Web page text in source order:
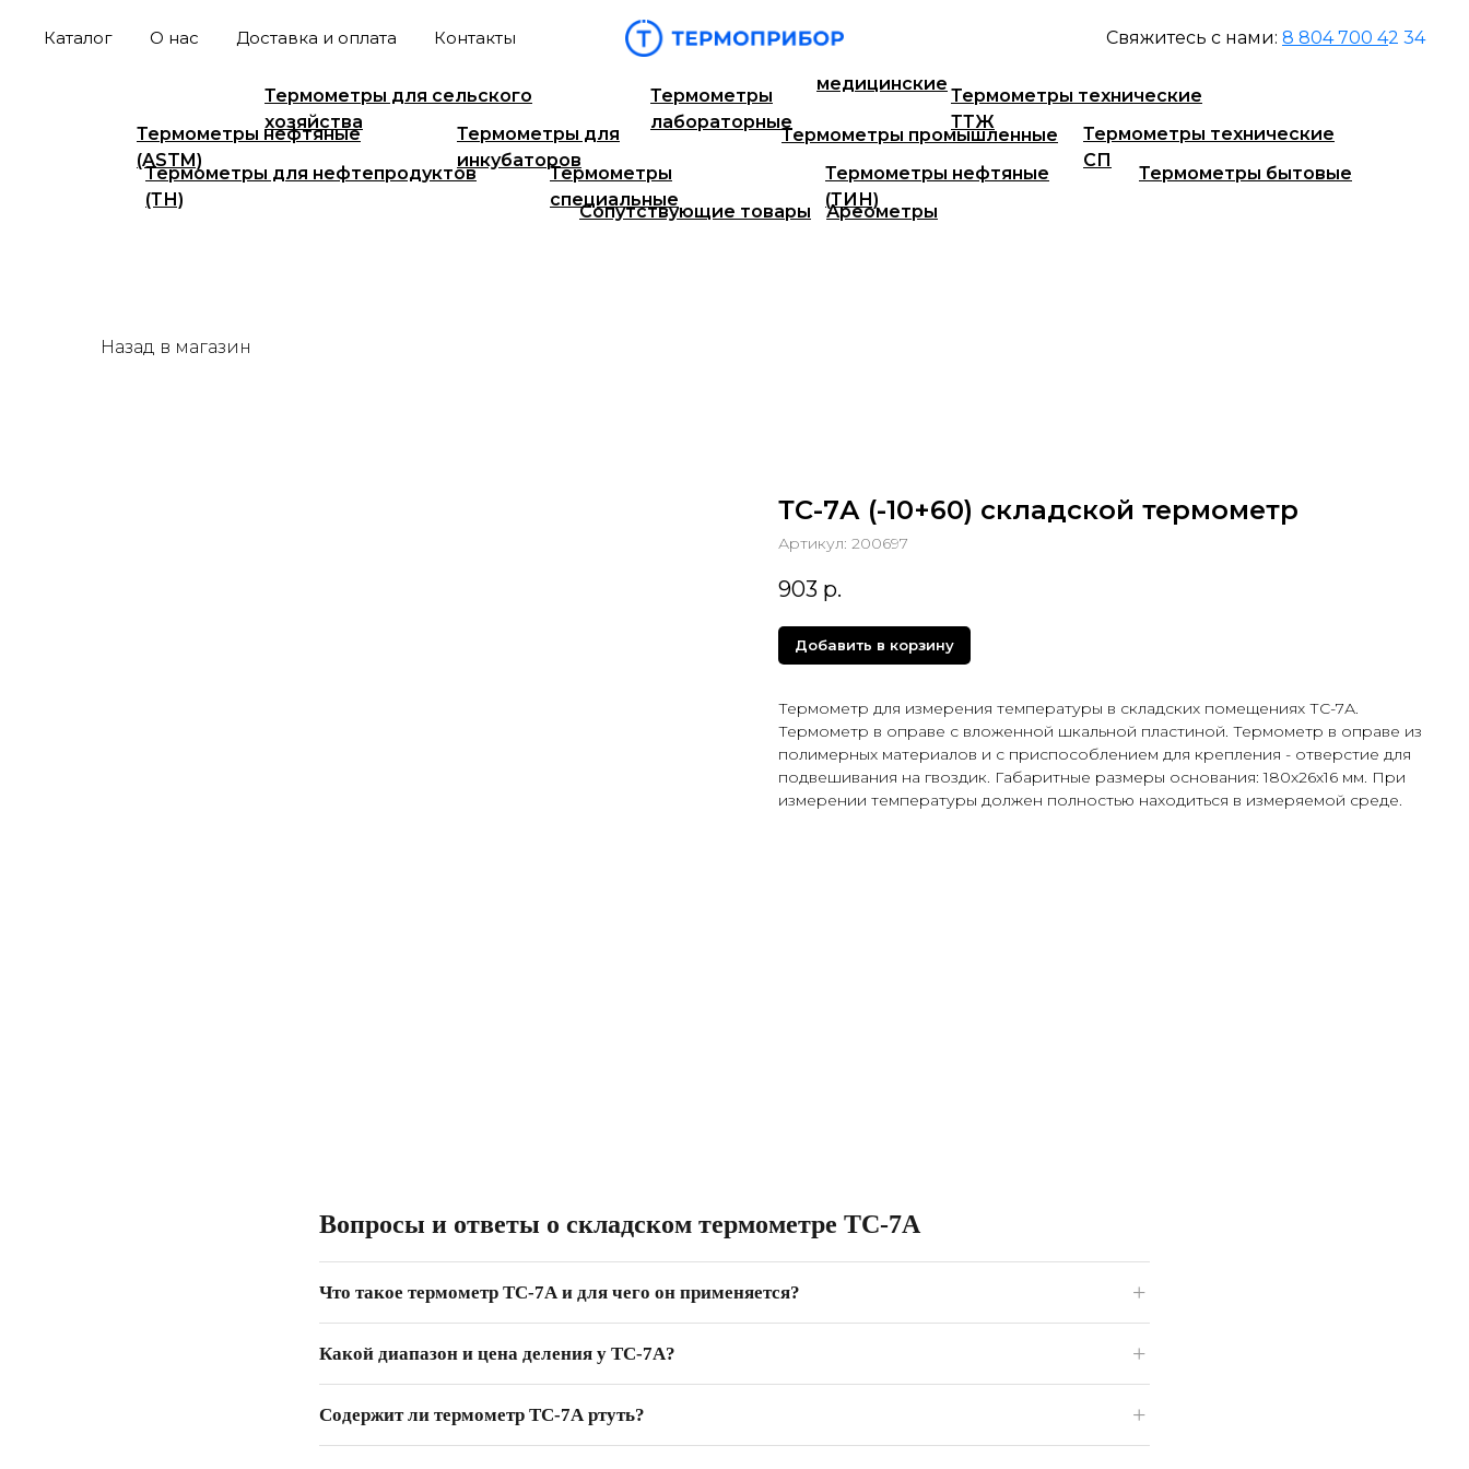
Каталог О нас Доставка и оплата Контакты Свяжитесь с нами: 8 804 700 42 34
Термометры нефтяные
(ТИН)
Термометры
специальные
Термометры для нефтепродуктов
(ТН)
Термометры технические
СП
Термометры промышленные
Термометры для
инкубаторов
Термометры нефтяные
(ASTM)
Термометры технические
ТТЖ
Термометры
лабораторные
Термометры для сельского
хозяйства
медицинские
Ареометры
Сопутствующие товары
Термометры бытовые
Гигрометры СПЕЦЗАЩИТА
Назад в магазин
ТС-7А (-10+60) складской термометр
Артикул: 200697
903 р.
Добавить в корзину
Термометр для измерения температуры в складских помещениях ТС-7А.
Термометр в оправе с вложенной шкальной пластиной. Термометр в оправе из
полимерных материалов и с приспособлением для крепления - отверстие для
подвешивания на гвоздик. Габаритные размеры основания: 180х26х16 мм. При
измерении температуры должен полностью находиться в измеряемой среде.
Вопросы и ответы о складском термометре ТС-7А
Что такое термометр ТС-7А и для чего он применяется?
Какой диапазон и цена деления у ТС-7А?
Содержит ли термометр ТС-7А ртуть?